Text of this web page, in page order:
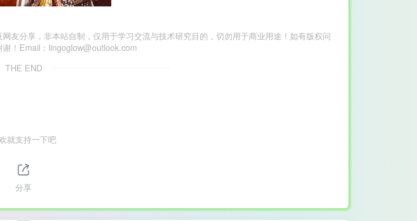
友分享，非本站自制，仅用于学习交流与技术研究目的，切勿用于商业用途！如有版权问
！Email：lingoglow@outlook.com
THE END
就支持一下吧
分享